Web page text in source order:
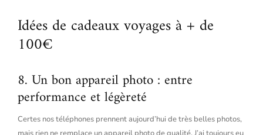
Idées de cadeaux voyages à + de
100€
8. Un bon appareil photo : entre
performance et légèreté
Certes nos téléphones prennent aujourd’hui de très belles photos,